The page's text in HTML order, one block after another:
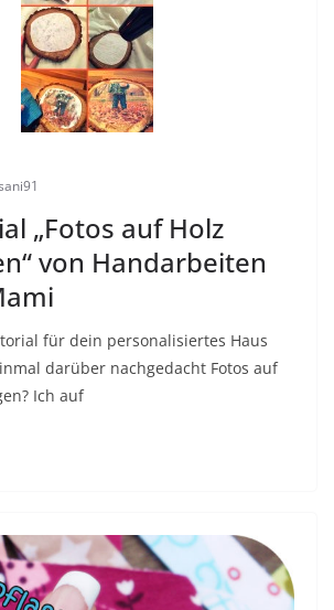
„Fotos auf Holz
von Handarbeiten
für dein personalisiertes Haus
darüber nachgedacht Fotos auf
Ich auf